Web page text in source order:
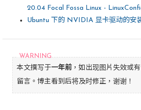
20.04 Focal Fossa Linux -
Ubuntu 下的 NVIDIA 显卡驱动的安
本文撰写于一年前 ，如出现图片失效或
留言。博主看到后将及时修正，谢谢！